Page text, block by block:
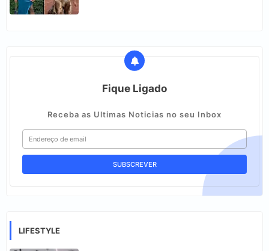
Fique Ligado
Receba as Ultimas Noticias no seu Inbox
LIFESTYLE